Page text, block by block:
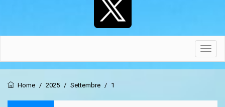
Home / 2025 / Settembre / 1